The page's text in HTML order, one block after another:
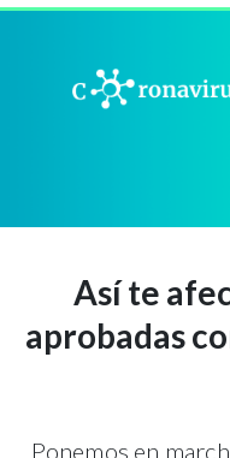
Así te
aprobadas
Ponemos en